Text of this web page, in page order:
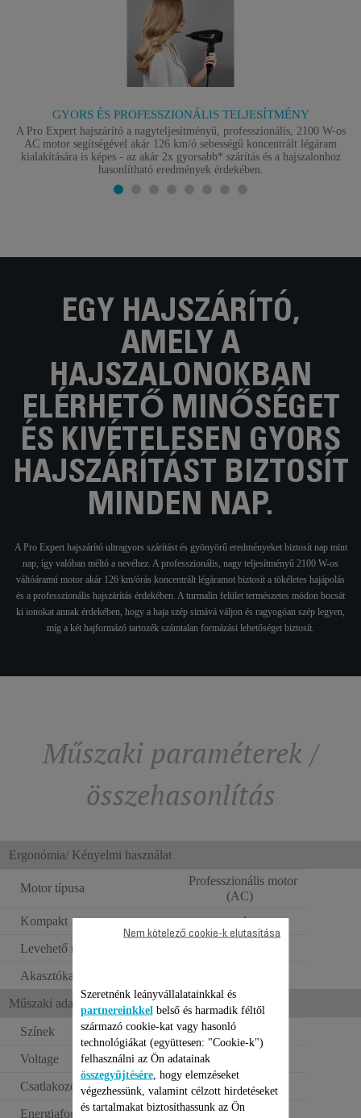
GYORS ÉS PROFESSZIONÁLIS TELJESÍTMÉNY
A Pro Expert hajszárító a nagyteljesítményű, professzionális, 2100 W-os
AC motor segítségével akár 126 km/ó sebességű koncentrált légáram
kialakítására is képes - az akár 2x gyorsabb* szárítás és a hajszalonhoz
hasonlítható eredmények érdekében.
EGY HAJSZÁRÍTÓ,
AMELY A
HAJSZALONOKBAN
ELÉRHETŐ MINŐSÉGET
ÉS KIVÉTELESEN GYORS
HAJSZÁRÍTÁST BIZTOSÍT
MINDEN NAP.
A Pro Expert hajszárító ultragyors szárítást és gyönyörű eredményeket biztosít nap mint
nap, így valóban méltó a nevéhez. A professzionális, nagy teljesítményű 2100 W-os
váltóáramú motor akár 126 km/órás koncentrált légáramot biztosít a tökéletes hajápolás
és a professzionális hajszárítás érdekében. A turmalin felület természetes módon bocsát
ki ionokat annak érdekében, hogy a haja szép simává váljon és ragyogóan szép legyen,
míg a két hajformázó tartozék számtalan formázási lehetőséget biztosít.
Műszaki paraméterek /
összehasonlítás
Ergonómia/ Kényelmi használat
Motor típusa
Professzionális motor
(AC)
Kompakt
Levehető rács
Akasztókampó
Műszaki adatok
Színek
Fekete és Legolas
Voltage
Csatlakozóaljzat típusa
Európai
Energiafogyasztás -
Szeretnénk leányvállalatainkkal és
partnereinkkel belső és harmadik féltől
származó cookie-kat vagy hasonló
technológiákat (együttesen: "Cookie-k")
felhasználni az Ön adatainak
összegyűjtésére, hogy elemzéseket
végezhessünk, valamint célzott hirdetéseket
és tartalmakat biztosíthassunk az Ön
Nem kötelező cookie-k elutasítása